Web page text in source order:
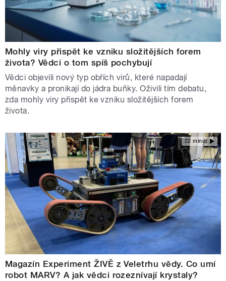
Mohly viry přispět ke vzniku složitějších forem
života? Vědci o tom spíš pochybují
Vědci objevili nový typ obřích virů, které napadají
měnavky a pronikají do jádra buňky. Oživili tím debatu,
zda mohly viry přispět ke vzniku složitějších forem
života.
22 minut
Magazín Experiment ŽIVĚ z Veletrhu vědy. Co umí
robot MARV? A jak vědci rozeznívají krystaly?